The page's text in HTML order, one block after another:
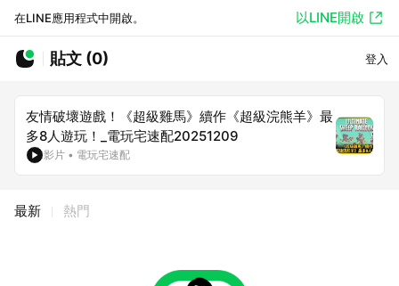
在LINE應用程式中開啟。 以LINE開啟
貼文 (0) 登入
友情破壞遊戲！《超級雞馬》續作《超級浣熊羊》最
多8人遊玩！_電玩宅速配20251209
影片 • 電玩宅速配
最新 熱門